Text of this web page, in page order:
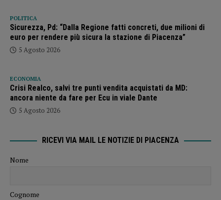
POLITICA
Sicurezza, Pd: “Dalla Regione fatti concreti, due milioni di
euro per rendere più sicura la stazione di Piacenza”
5 Agosto 2026
ECONOMIA
Crisi Realco, salvi tre punti vendita acquistati da MD:
ancora niente da fare per Ecu in viale Dante
5 Agosto 2026
RICEVI VIA MAIL LE NOTIZIE DI PIACENZA
Nome
Cognome